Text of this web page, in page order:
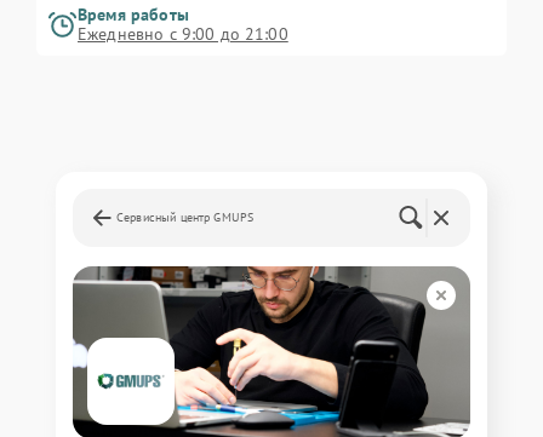
Время работы
Ежедневно с 9:00 до 21:00
Сервисный центр GMUPS